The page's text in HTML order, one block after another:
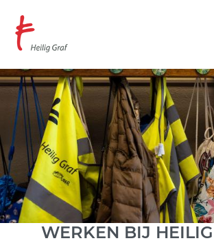
naar
gaan
WERKEN BIJ